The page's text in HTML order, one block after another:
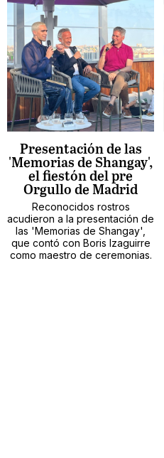
Presentación de las
'Memorias de Shangay',
el fiestón del pre
Orgullo de Madrid
Reconocidos rostros
acudieron a la presentación de
las 'Memorias de Shangay',
que contó con Boris Izaguirre
como maestro de ceremonias.